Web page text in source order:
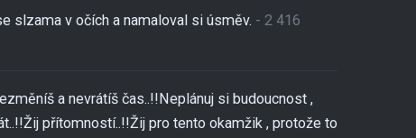
slzama v očích a namaloval si úsměv. - 2 416
a nevrátíš čas..!!Neplánuj si budoucnost ,
přítomností..!!Žij pro tento okamžik , protože to